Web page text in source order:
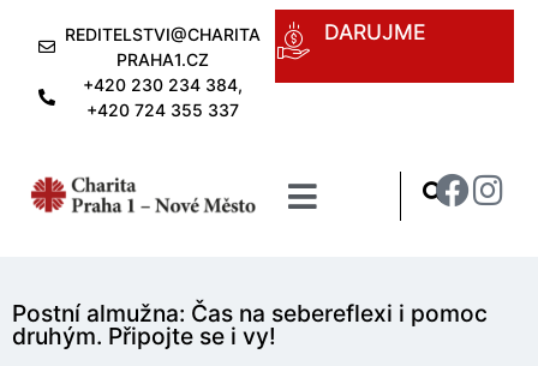
REDITELSTVI@CHARITA
PRAHA1.CZ
+420 230 234 384,
+420 724 355 337
DARUJME
Postní almužna: Čas na sebereflexi i pomoc
druhým. Připojte se i vy!